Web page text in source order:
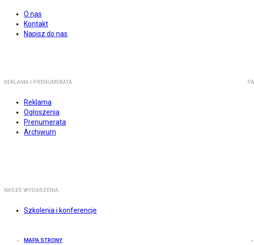
O nas
Kontakt
Napisz do nas
REKLAMA I PRENUMERATA
Reklama
Ogłoszenia
Prenumerata
Archiwum
NASZE WYDARZENIA
Szkolenia i konferencje
MAPA STRONY